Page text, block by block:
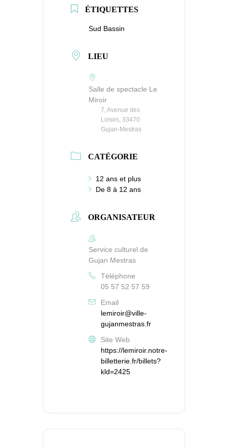
ÉTIQUETTES
Sud Bassin
LIEU
Salle de spectacle Le
Miroir
7, Avenue des
Loisirs, 33470
Gujan-Mestras
CATÉGORIE
12 ans et plus
De 8 à 12 ans
ORGANISATEUR
Service culturel de
Gujan Mestras
Téléphone
05 57 52 57 59
Email
lemiroir@ville-
gujanmestras.fr
Site Web
https://lemiroir.notre-
billetterie.fr/billets?
kld=2425